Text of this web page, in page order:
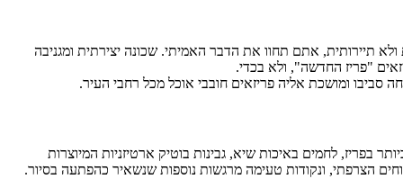
אותנטית ולא תיירותית, אתם תחוו את הדבר האמיתי. שכונה יצירתית ומגניבה
סביבו ומושכת אליה פריזאים חובבי אוכל מכל רחבי העיר.
בפריז, לחמים באיכות שיא, גבינות בוטיק ארטיזניות המיוצרות
הצרפתי, ונקודות טעימה מרגשות נוספות שנשאיר כהפתעה בסיור.